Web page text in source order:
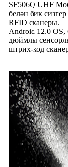
SF506Q UHF
белән бик
RFID сканеры.
Android 12.0 OS,
дюймлы
штрих-код